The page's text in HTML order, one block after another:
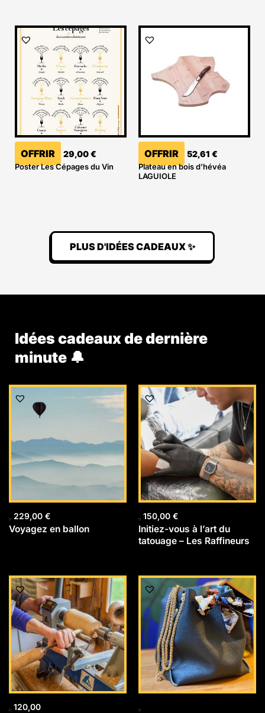
OFFRIR 29,00€
Poster Les Cépages du Vin
OFFRIR 52,61 €
Plateau en bois d’hévéa
LAGUIOLE
PLUS D'IDÉES CADEAUX ✨
Idées cadeaux de dernière
minute 🔔
229,00 €
Voyagez en ballon
150,00 €
Initiez-vous à l’art du
tatouage – Les Raffineurs
120,00